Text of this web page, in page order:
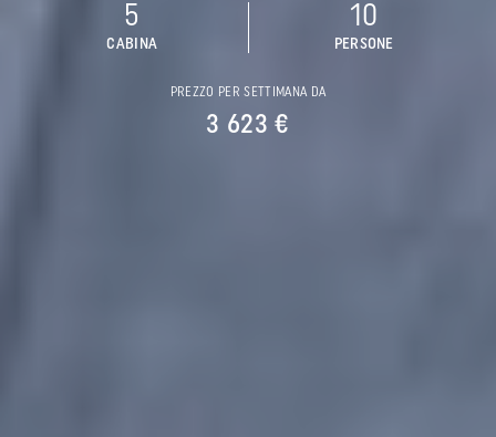
5
CABINA
10
PERSONE
PREZZO PER SETTIMANA DA
3 623 €